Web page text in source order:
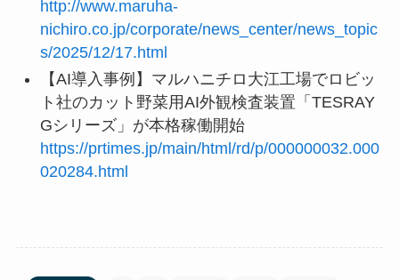
http://www.maruha-
nichiro.co.jp/corporate/news_center/news_topic
s/2025/12/17.html
【AI導入事例】マルハニチロ大江工場でロビッ
ト社のカット野菜用AI外観検査装置「TESRAY
Gシリーズ」が本格稼働開始
https://prtimes.jp/main/html/rd/p/000000032.000
020284.html